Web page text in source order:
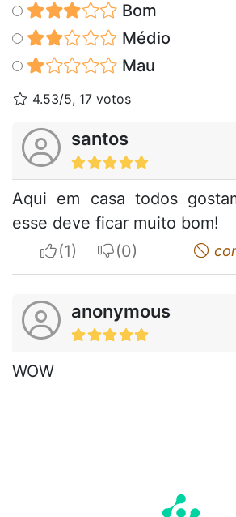
Bom
Médio
Mau
4.53/5, 17 votos
santos
Aqui em casa todos
esse deve ficar muito bom!
I apreciateI do not
anonymous
WOW